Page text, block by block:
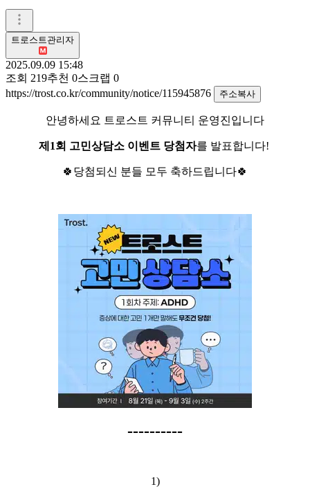
트로스트관리자
2025.09.09 15:48
조회 219추천 0스크랩 0
https://trost.co.kr/community/notice/115945876
주소복사
안녕하세요 트로스트 커뮤니티 운영진입니다
제1회 고민상담소 이벤트 당첨자를 발표합니다!
🍀당첨되신 분들 모두 축하드립니다🍀
----------
1)